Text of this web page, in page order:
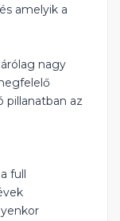
amelyik a
nagy
pillanatban az
full